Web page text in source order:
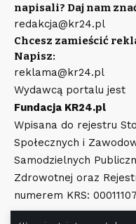
napisali? Daj nam
redakcja@kr24.pl
Chcesz zamieścić
Napisz:
reklama@kr24.pl
Wydawcą portalu jest
Fundacja KR24.pl
Wpisana do rejestru
Społecznych i
Samodzielnych
Zdrowotnej oraz
numerem KRS: